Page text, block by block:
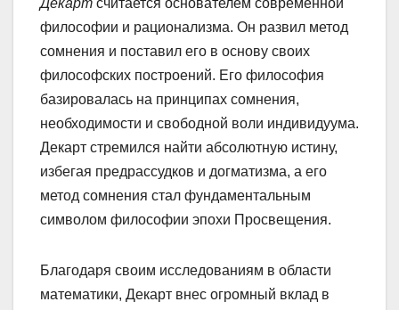
Декарт считается основателем современной
философии и рационализма. Он развил метод
сомнения и поставил его в основу своих
философских построений. Его философия
базировалась на принципах сомнения,
необходимости и свободной воли индивидуума.
Декарт стремился найти абсолютную истину,
избегая предрассудков и догматизма, а его
метод сомнения стал фундаментальным
символом философии эпохи Просвещения.
Благодаря своим исследованиям в области
математики, Декарт внес огромный вклад в